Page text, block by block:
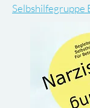
Selbshilfegruppe